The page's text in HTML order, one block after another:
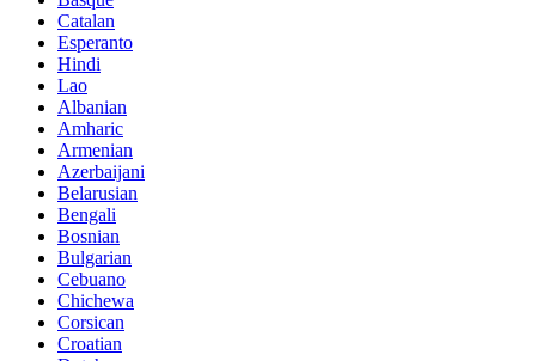
Catalan
Esperanto
Hindi
Lao
Albanian
Amharic
Armenian
Azerbaijani
Belarusian
Bengali
Bosnian
Bulgarian
Cebuano
Chichewa
Corsican
Croatian